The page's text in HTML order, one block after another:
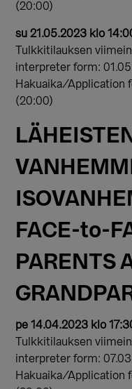
(20:00)
su 21.05.2023 klo
Tulkkitilauksen
interpreter form:
Hakuaika/Application
(20:00)
FACE-to-
PARENTS
pe 14.04.2023 klo
Tulkkitilauksen
interpreter form:
Hakuaika/Application